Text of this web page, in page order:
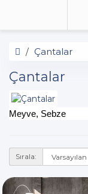
Çantalar
Çantalar
Meyve, Sebze
Sırala: